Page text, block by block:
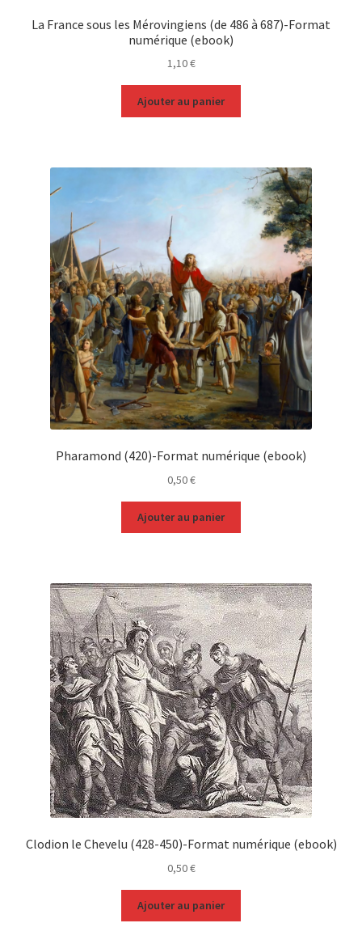
La France sous les Mérovingiens (de 486 à 687)-Format
numérique (ebook)
1,10€
Ajouter au panier
Pharamond (420)-Format numérique (ebook)
0,50€
Ajouter au panier
Clodion le Chevelu (428-450)-Format numérique (ebook)
0,50€
Ajouter au panier